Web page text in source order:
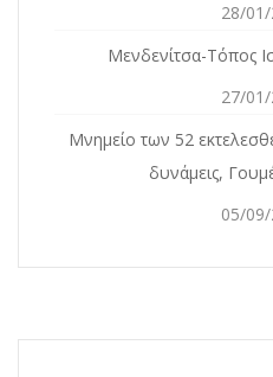
28/
Μενδενίτσα-Τόπος
27/
Mνημείο των 52
δυνάμεις,
05/